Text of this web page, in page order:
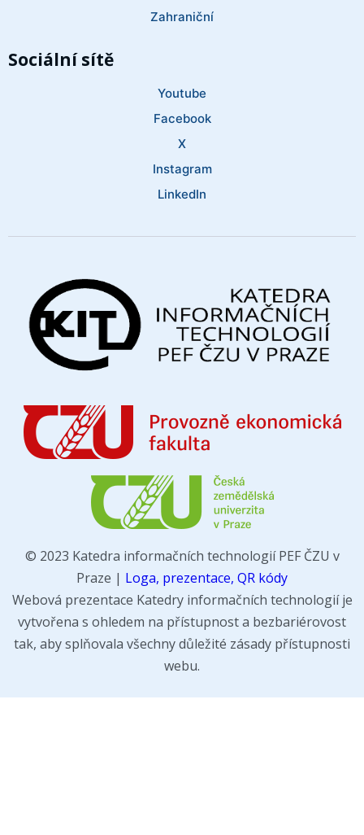
Zahraniční
Sociální sítě
Youtube
Facebook
X
Instagram
LinkedIn
© 2023 Katedra informačních technologií PEF ČZU v
Praze | Loga, prezentace, QR kódy
Webová prezentace Katedry informačních technologií je
vytvořena s ohledem na přístupnost a bezbariérovost
tak, aby splňovala všechny důležité zásady přístupnosti
webu.